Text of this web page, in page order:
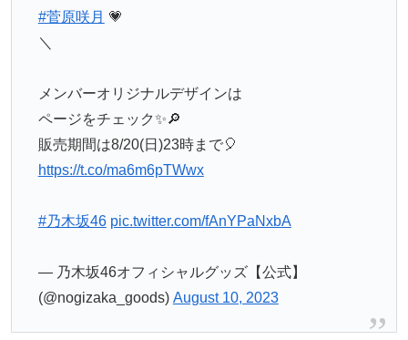
#菅原咲月 💗
＼
メンバーオリジナルデザインは
ページをチェック✨🔎
販売期間は8/20(日)23時まで🎈
https://t.co/ma6m6pTWwx
#乃木坂46 pic.twitter.com/fAnYPaNxbA
— 乃木坂46オフィシャルグッズ【公式】
(@nogizaka_goods) August 10, 2023